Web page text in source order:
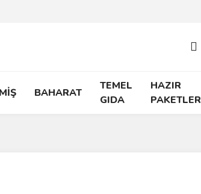
BAHARAT
TEMEL
GIDA
HAZIR
PAKETLER